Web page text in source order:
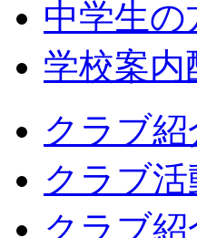
中学生
学校案内
クラブ紹
クラブ活
クラブ紹